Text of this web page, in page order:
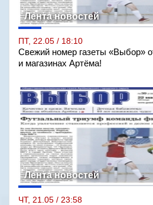
Лента новостей
ПТ, 22.05 / 18:10
Свежий номер газеты «Выбор»
и магазинах Артёма!
Лента новостей
ЧТ, 21.05 / 23:58